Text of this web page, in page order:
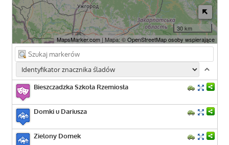
30 km
MapsMarker.com| Mapa: ©OpenStreetMap osoby wspierające
Bieszczadzka Szkoła Rzemiosła
Domki u Dariusza
Zielony Domek